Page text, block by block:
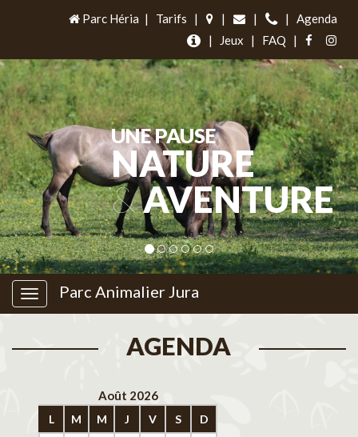
Parc Héria | Tarifs | | | |
Agenda
|
Jeux | FAQ |
UNE PAUSE
NATURE
&AVENTURE
Parc Animalier Jura
AGENDA
Août 2026
L M M J V S D